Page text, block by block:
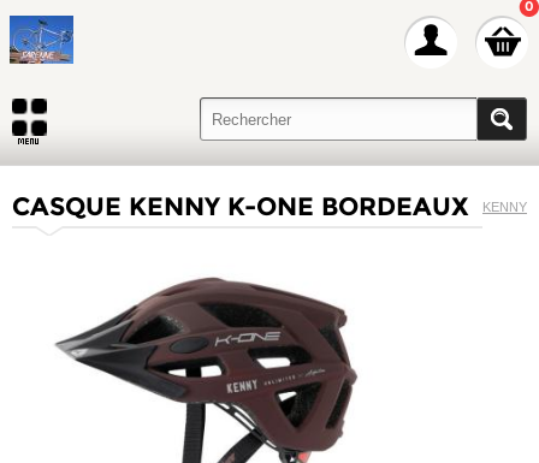
0
KENNY
CASQUE KENNY K-ONE BORDEAUX